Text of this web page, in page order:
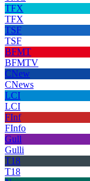
TFX
TFX
TSF
TSF
BFMT
BFMTV
CNew
CNews
LCI
LCI
FInf
FInfo
Gull
Gulli
T18
T18